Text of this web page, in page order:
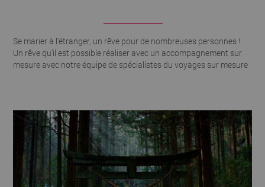
Se marier à l'étranger, un rêve pour de nombreuses personnes !
Un rêve qu'il est possible réaliser avec un accompagnement sur
mesure avec notre équipe de spécialistes du voyages sur mesure